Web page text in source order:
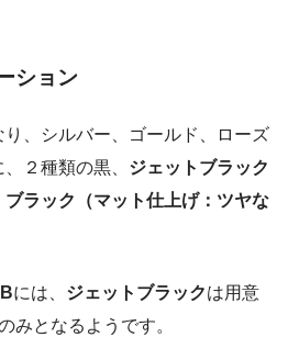
ション
、シルバー、ゴールド、ローズ
２種類の黒、 ジェットブラック
ブラック（マット仕上げ：ツヤな
には、 ジェットブラックは用意
みとなるようです。